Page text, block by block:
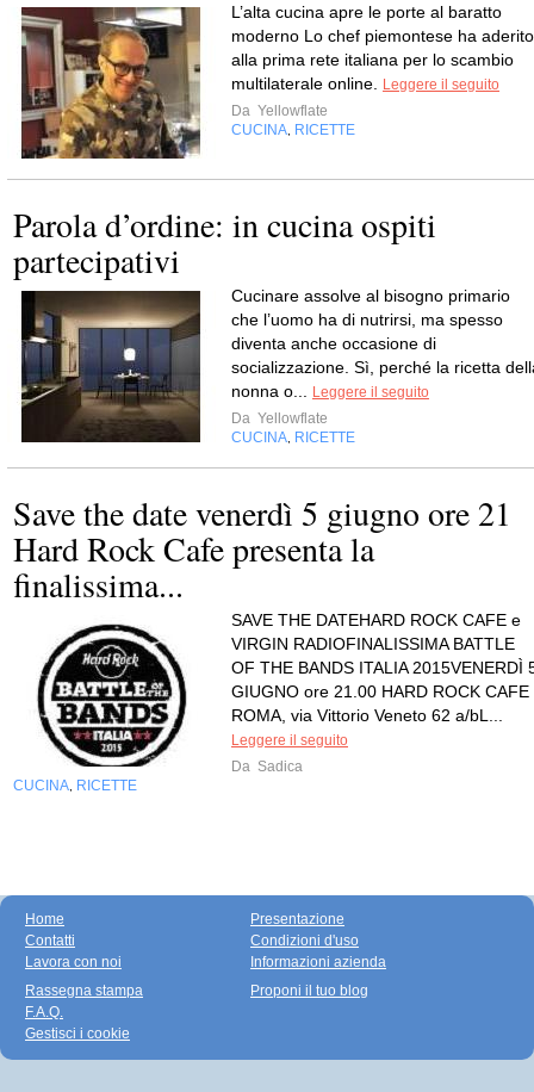
L’alta cucina apre le porte al baratto
moderno Lo chef piemontese ha aderito
alla prima rete italiana per lo scambio
multilaterale online.
Leggere il seguito
Da Yellowflate
CUCINA RICETTE
Parola d’ordine: in cucina ospiti
partecipativi
Cucinare assolve al bisogno primario
che l’uomo ha di nutrirsi, ma spesso
diventa anche occasione di
socializzazione. Sì, perché la ricetta
nonna o...
Leggere il seguito
Da Yellowflate
CUCINA RICETTE
Save the date venerdì 5 giugno ore 21
Hard Rock Cafe presenta la
finalissima...
SAVE THE DATEHARD ROCK CAFE e
VIRGIN RADIOFINALISSIMA BATTLE
OF THE BANDS ITALIA 2015VENERDÌ
GIUGNO ore 21.00 HARD ROCK CAFE
ROMA, via Vittorio Veneto 62 a/bL...
Leggere il seguito
Da Sadica
CUCINA RICETTE
Home
Contatti
Lavora con noi
Presentazione
Condizioni d'uso
Informazioni azienda
Rassegna stampa
F.A.Q.
Gestisci i cookie
Proponi il tuo blog